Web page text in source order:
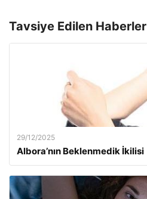
Tavsiye Edilen Haberler
29/12/2025
Albora’nın Beklenmedik İkilisi